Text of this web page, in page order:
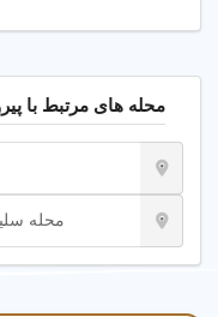
محله های مرتبط با
محله